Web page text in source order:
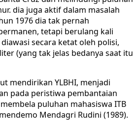
dia juga aktif dalam masalah
1976 dia tak pernah
tetapi berulang kali
secara ketat oleh polisi,
(yang tak jelas bedanya saat itu
mendirikan YLBHI, menjadi
pada peristiwa pembantaian
puluhan mahasiswa ITB
Mendagri Rudini (1989).